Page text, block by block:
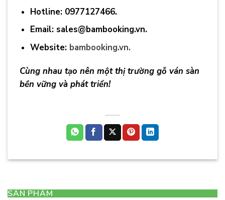
Hotline: 0977127466.
Email: sales@bambooking.vn.
Website: bambooking.vn.
Cùng nhau tạo nên một thị trường gỗ ván sàn
bền vững và phát triển!
SẢN PHẨM